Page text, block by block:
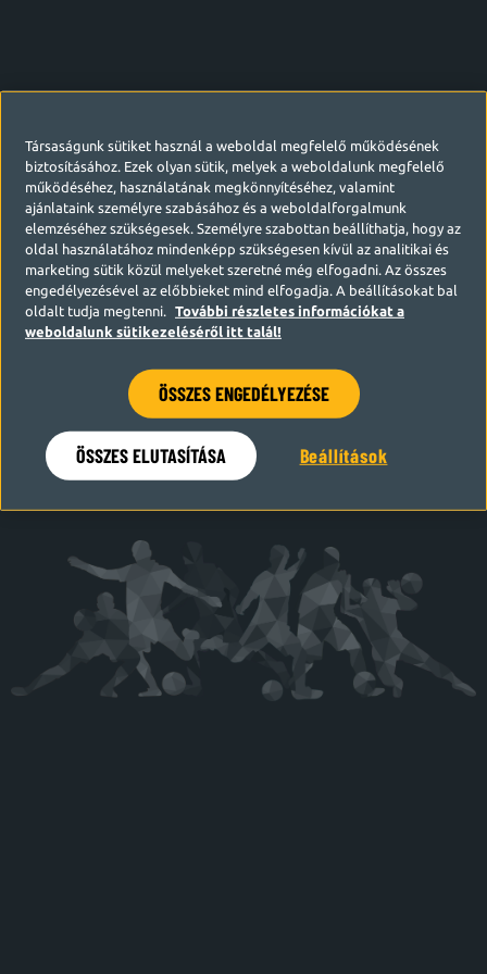
Hamarosan visszatérünk
Társaságunk sütiket használ a weboldal megfelelő működésének
biztosításához. Ezek olyan sütik, melyek a weboldalunk megfelelő
működéséhez, használatának megkönnyítéséhez, valamint
ajánlataink személyre szabásához és a weboldalforgalmunk
elemzéséhez szükségesek. Személyre szabottan beállíthatja, hogy az
oldal használatához mindenképp szükségesen kívül az analitikai és
marketing sütik közül melyeket szeretné még elfogadni. Az összes
engedélyezésével az előbbieket mind elfogadja. A beállításokat bal
oldalt tudja megtenni.
További részletes információkat a
weboldalunk sütikezeléséről itt talál!
ÖSSZES ENGEDÉLYEZÉSE
ÖSSZES ELUTASÍTÁSA Beállítások